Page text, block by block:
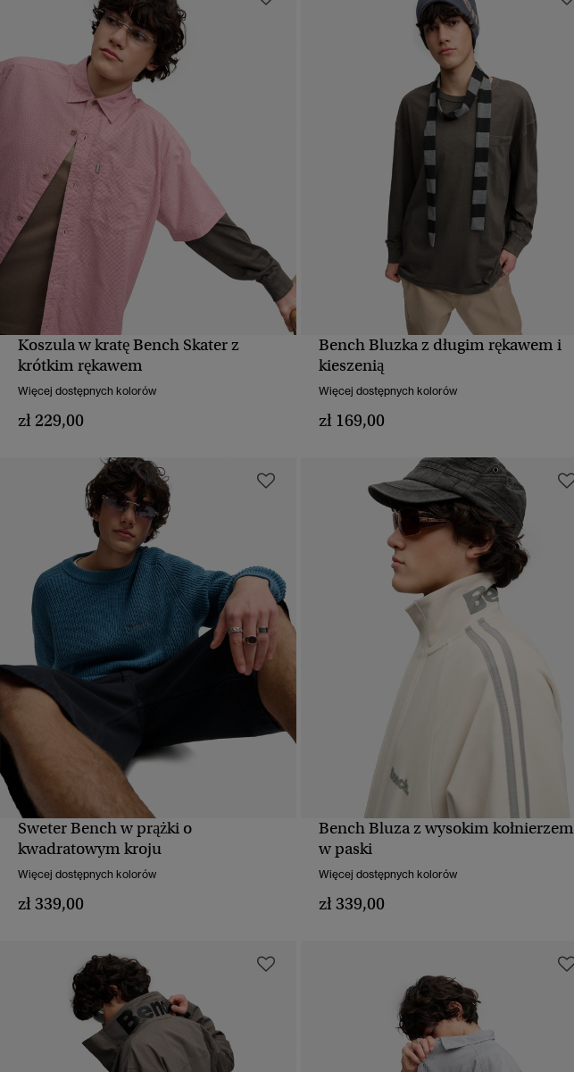
SZYBKI PODGLĄD
Koszula w kratę Bench Skater z
krótkim rękawem
Więcej dostępnych kolorów
zł 229,00
SZYBKI PODGLĄD
Bench Bluzka z długim rękawem i
kieszenią
Więcej dostępnych kolorów
zł 169,00
SZYBKI PODGLĄD
Sweter Bench w prążki o
kwadratowym kroju
Więcej dostępnych kolorów
zł 339,00
SZYBKI PODGLĄD
Bench Bluza z wysokim kołnierzem
w paski
Więcej dostępnych kolorów
zł 339,00